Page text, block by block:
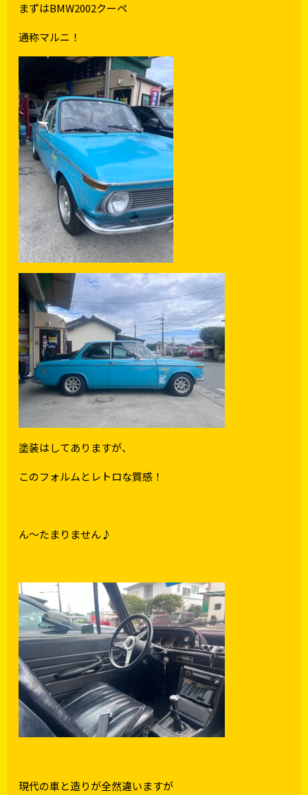
まずはBMW2002クーペ
通称マルニ！
塗装はしてありますが、
このフォルムとレトロな質感！
ん～たまりません♪
現代の車と造りが全然違いますが